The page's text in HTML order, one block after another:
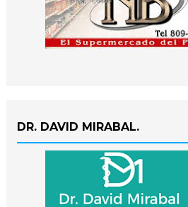
DR. DAVID MIRABAL.